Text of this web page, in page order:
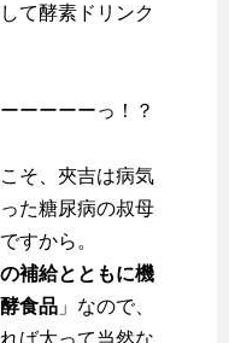
て酵素ドリンク
ーーーーっ！？
そ、夾吉は病気
た糖尿病の叔母
すから。
補給とともに機
食品 」なので、
ば太って当然な